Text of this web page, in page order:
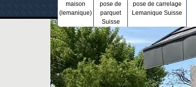
maison
(lemanique)
pose de
parquet
Suisse
pose de carrelage
Lemanique Suisse